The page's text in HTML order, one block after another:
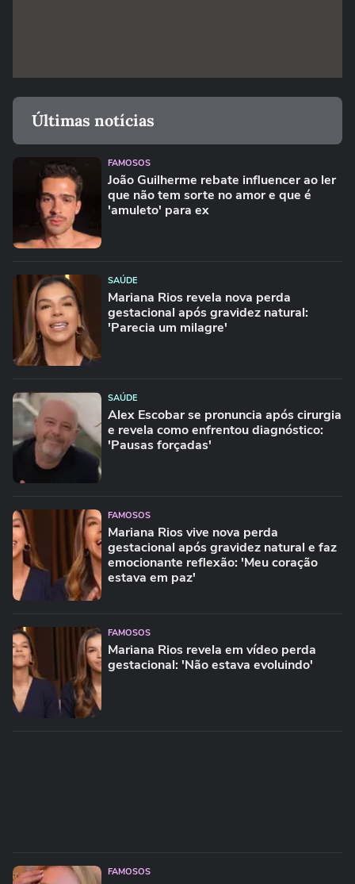
Últimas notícias
FAMOSOS
João Guilherme rebate influencer ao ler
que não tem sorte no amor e que é
'amuleto' para ex
SAÚDE
Mariana Rios revela nova perda
gestacional após gravidez natural:
'Parecia um milagre'
SAÚDE
Alex Escobar se pronuncia após cirurgia
e revela como enfrentou diagnóstico:
'Pausas forçadas'
FAMOSOS
Mariana Rios vive nova perda
gestacional após gravidez natural e faz
emocionante reflexão: 'Meu coração
estava em paz'
FAMOSOS
Mariana Rios revela em vídeo perda
gestacional: 'Não estava evoluindo'
FAMOSOS